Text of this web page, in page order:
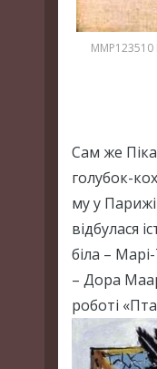
Сам же
голубок-
му у
відбулася
біла –
– Дора
роботі